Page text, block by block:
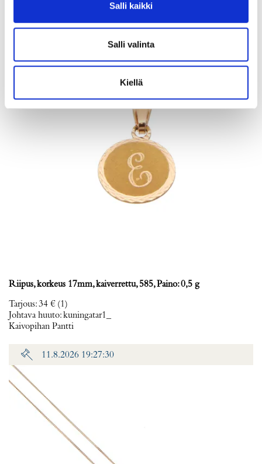
Salli kaikki
Salli valinta
Kiellä
Riipus, korkeus 17mm, kaiverrettu, 585, Paino: 0,5 g
Tarjous:34 € (1)
Johtava huuto:kuningatar1_
Kaivopihan Pantti
11.8.2026 19:27:30